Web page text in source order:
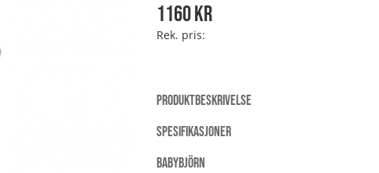
1160kr
Rek. pris:
PRODUKTBESKRIVELSE
SPESIFIKASJONER
BABYBJÖRN